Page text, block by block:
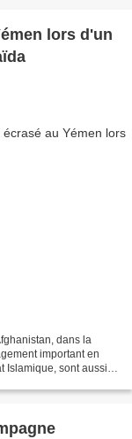
lors d'un
dans la
important en
Islamique, sont aussi